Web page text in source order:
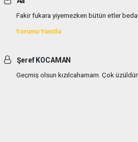
Fakir fukara yiyemezken bütün etler
Yorumu Yanıtla
Şeref KOCAMAN
Geçmiş olsun kızılcahamam. Çok